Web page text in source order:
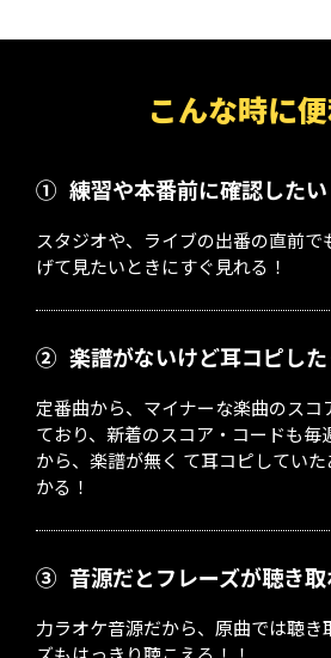
こんな時に便
① 練習や本番前に確認したい
スタジオや、ライブの出番の直前で
げて見たいときにすぐ見れる！
② 楽譜がないけど耳コピした
定番曲から、マイナーな楽曲のスコ
ており、新着のスコア・コードも毎
から、楽譜が無く て耳コピしてい
かる！
③ 音源だとフレーズが聴き
力ラオケ音源だから、原曲では聴き